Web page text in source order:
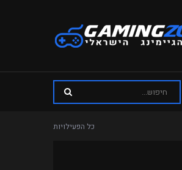
כל הפעילויות